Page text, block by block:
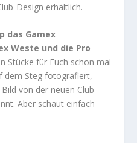
Design erhältlich.
das Gamex
Weste und die Pro
Stücke für Euch schon mal
dem Steg fotografiert,
von der neuen Club-
Aber schaut einfach